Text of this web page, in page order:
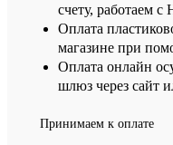
счету, работаем
Оплата
магазине при
Оплата онлайн
шлюз через сайт
Принимаем к оплате